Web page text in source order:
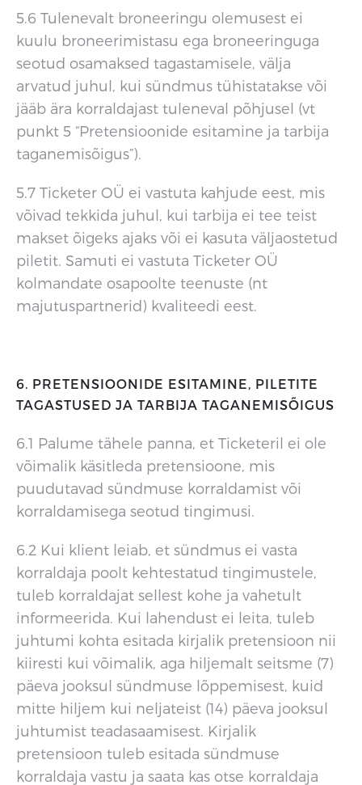
5.6 Tulenevalt broneeringu olemusest ei
kuulu broneerimistasu ega broneeringuga
seotud osamaksed tagastamisele, välja
arvatud juhul, kui sündmus tühistatakse või
jääb ära korraldajast tuleneval põhjusel (vt
punkt 5 “Pretensioonide esitamine ja tarbija
taganemisõigus”).
5.7 Ticketer OÜ ei vastuta kahjude eest, mis
võivad tekkida juhul, kui tarbija ei tee teist
makset õigeks ajaks või ei kasuta väljaostetud
piletit. Samuti ei vastuta Ticketer OÜ
kolmandate osapoolte teenuste (nt
majutuspartnerid) kvaliteedi eest.
6. PRETENSIOONIDE ESITAMINE, PILETITE
TAGASTUSED JA TARBIJA TAGANEMISÕIGUS
6.1 Palume tähele panna, et Ticketeril ei ole
võimalik käsitleda pretensioone, mis
puudutavad sündmuse korraldamist või
korraldamisega seotud tingimusi.
6.2 Kui klient leiab, et sündmus ei vasta
korraldaja poolt kehtestatud tingimustele,
tuleb korraldajat sellest kohe ja vahetult
informeerida. Kui lahendust ei leita, tuleb
juhtumi kohta esitada kirjalik pretensioon nii
kiiresti kui võimalik, aga hiljemalt seitsme (7)
päeva jooksul sündmuse lõppemisest, kuid
mitte hiljem kui neljateist (14) päeva jooksul
juhtumist teadasaamisest. Kirjalik
pretensioon tuleb esitada sündmuse
korraldaja vastu ja saata kas otse korraldaja